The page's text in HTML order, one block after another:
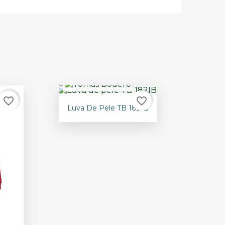
favorite_border Vista rápida
Luva De Pele TB 182IB
favorite_border